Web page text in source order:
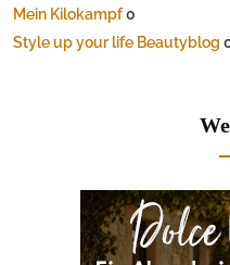
Mein Kilokampf0
Style up your life Beautyblog